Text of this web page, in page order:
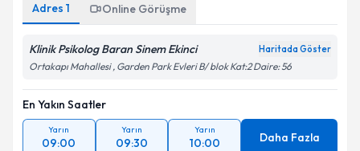
Adres 1 Online Görüşme
Klinik Psikolog Baran Sinem Ekinci Haritada Göster
Ortakapı Mahallesi , Garden Park Evleri B/ blok Kat:2 Daire: 56
En Yakın Saatler
Yarın
09:00
Yarın
09:30
Yarın
10:00 Daha Fazla